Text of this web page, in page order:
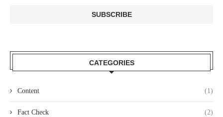
CATEGORIES
Content (1)
Fact Check (2)